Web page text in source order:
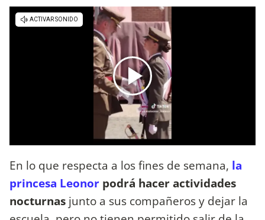
En lo que respecta a los fines de semana, la
princesa Leonor podrá hacer actividades
nocturnas junto a sus compañeros y dejar la